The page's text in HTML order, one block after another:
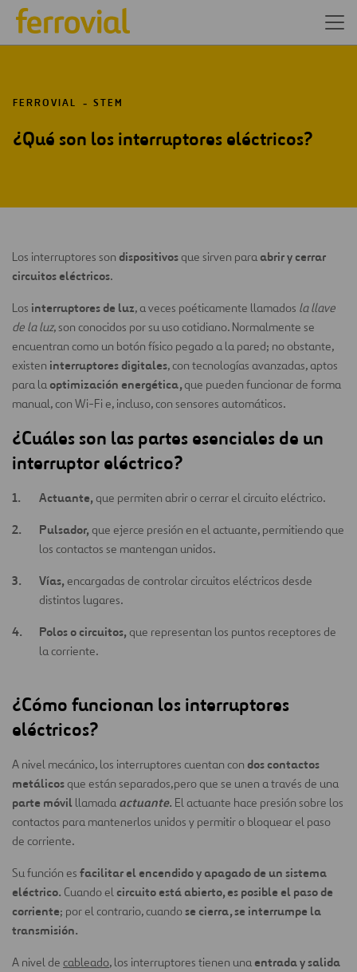
FERROVIAL STEM
¿Qué son los interruptores eléctricos?
Los interruptores son dispositivosque sirven para abrir y cerrar
circuitos eléctricos.
Los interruptores de luz, a veces poéticamente llamados la llave
de la luz, son conocidos por su uso cotidiano. Normalmente se
encuentran como un botón físico pegado a la pared; no obstante,
existen interruptores digitales, con tecnologías avanzadas, aptos
para laoptimización energética,que pueden funcionar de forma
manual, con Wi-Fi e, incluso, con sensores automáticos.
¿Cuáles son las partes esenciales de un
interruptor eléctrico?
Actuante,que permiten abrir o cerrar el circuito eléctrico.
Pulsador,que ejerce presión en el actuante, permitiendo que
los contactos se mantengan unidos.
Vías, encargadas de controlar circuitos eléctricos desde
distintos lugares.
Polos o circuitos,que representan los puntos receptores de
la corriente.
¿Cómo funcionan los interruptores
eléctricos?
A nivel mecánico, los interruptores cuentan con dos contactos
metálicosque están separados,pero que se unen a través de una
parte móvil llamada actuante. El actuante hace presión sobre los
contactos para mantenerlos unidos y permitir o bloquear el paso
de corriente.
Su función es facilitar el encendido y apagado de un sistema
eléctrico. Cuando elcircuito está abierto, es posible el paso de
corriente; por el contrario, cuandose cierra, se interrumpe la
transmisión.
A nivel de cableado, los interruptores tienen una entrada y salida